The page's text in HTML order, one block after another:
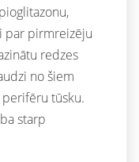
par pirmreizēju
redzes
no šiem
tūsku.
starp